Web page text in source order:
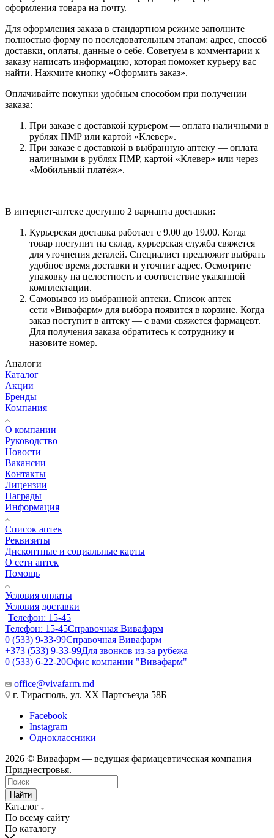
оформления товара на почту.
Для оформления заказа в стандартном режиме заполните
полностью форму по последовательным этапам: адрес, способ
доставки, оплаты, данные о себе. Советуем в комментарии к
заказу написать информацию, которая поможет курьеру вас
найти. Нажмите кнопку «Оформить заказ».
Оплачивайте покупки удобным способом при получении
заказа:
При заказе с доставкой курьером — оплата наличными в
рублях ПМР или картой «Клевер».
При заказе с доставкой в выбранную аптеку — оплата
наличными в рублях ПМР, картой «Клевер» или через
«Мобильный платёж».
В интернет-аптеке доступно 2 варианта доставки:
Курьерская доставка работает с 9.00 до 19.00. Когда
товар поступит на склад, курьерская служба свяжется
для уточнения деталей. Специалист предложит выбрать
удобное время доставки и уточнит адрес. Осмотрите
упаковку на целостность и соответствие указанной
комплектации.
Самовывоз из выбранной аптеки. Список аптек
сети «Вивафарм» для выбора появится в корзине. Когда
заказ поступит в аптеку — с вами свяжется фармацевт.
Для получения заказа обратитесь к сотруднику и
назовите номер.
Аналоги
Каталог
Акции
Бренды
Компания
О компании
Руководство
Новости
Вакансии
Контакты
Лицензии
Награды
Информация
Список аптек
Реквизиты
Дисконтные и социальные карты
О сети аптек
Помощь
Условия оплаты
Условия доставки
Телефон: 15-45
Телефон: 15-45Справочная Вивафарм
0 (533) 9-33-99Справочная Вивафарм
+373 (533) 9-33-99Для звонков из-за рубежа
0 (533) 6-22-20Офис компании "Вивафарм"
office@vivafarm.md
г. Тирасполь, ул. ХХ Партсъезда 58Б
Facebook
Instagram
Одноклассники
2026 © Вивафарм — ведущая фармацевтическая компания
Приднестровья.
Найти
Каталог
По всему сайту
По каталогу